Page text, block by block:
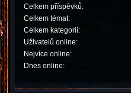
Celkem příspěvků:
Celkem témat:
Celkem kategorií:
Uživatelů online:
Nejvíce online:
Dnes online: